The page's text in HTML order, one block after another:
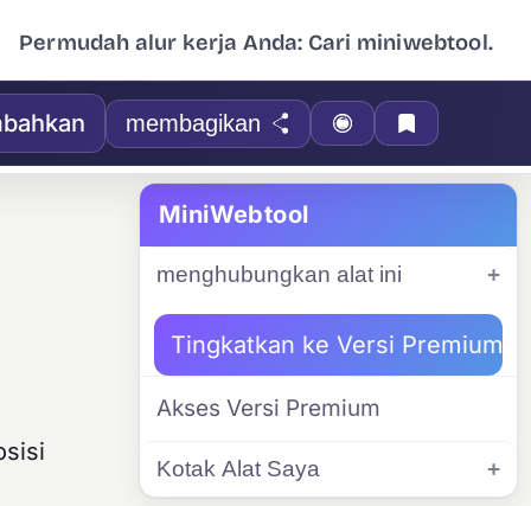
Permudah alur kerja Anda: Cari miniwebtool.
membagikan
MiniWebtool
menghubungkan alat ini
Tingkatkan ke Versi Premium
Akses Versi Premium
Kotak Alat Saya